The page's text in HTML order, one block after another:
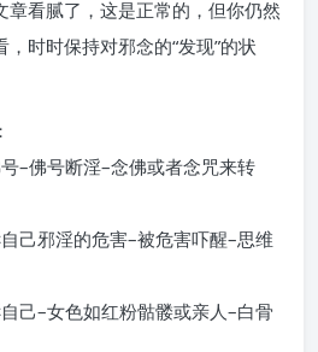
章看腻了，这是正常的，但你仍然
时时保持对邪念的“发现”的状
–佛号断淫–念佛或者念咒来转
己邪淫的危害–被危害吓醒–思维
己–女色如红粉骷髅或亲人–白骨